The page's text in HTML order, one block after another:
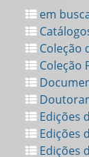
em
Coleção
Coleção
Edições
Edições
Edições